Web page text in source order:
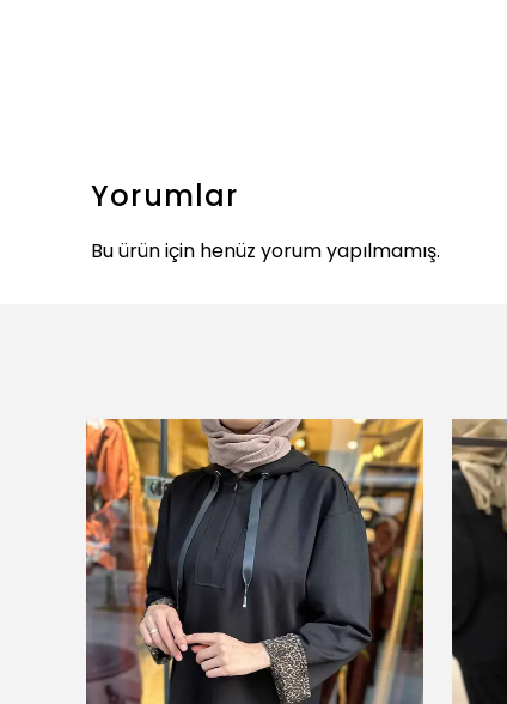
Yorumlar
Bu ürün için henüz yorum yapılmamış.